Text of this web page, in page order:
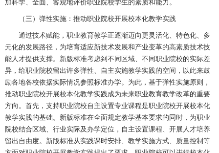
加科学、全面、客观地评价职业院校学生的素质和能力。
（三）弹性实施：推动职业院校开展校本化教学实践
通过技术赋能，职业教育教学正逐渐迈向更灵活化、特色化、多
元化的发展路径，为培育适应新技术发展和产业变革的高素质技术技
能人才提供支撑。新版标准考虑到不同区域、不同职业院校的实际差
异，给职业院校留出许多弹性、自主实施教学实践的空间，以此来鼓
励各地各校依据实际情况参照标准办学。为此，基于弹性实施原则，
推动职业院校开展校本化教学实践成为未来职业教育教学改革的重要
方向。首先，支持职业院校自主设置专业课程是职业院校开展校本化
教学实践的基础。新版标准在全面规定教学基本要求的同时，为职业
院校结合区域、行业实际及办学定位，自主设置课程、开展人才培养
留出自由度。新版标准从实践课时安排、教学实施方式、质量控制等